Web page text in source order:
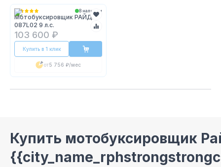
В наличии
Мотобуксировщик РАЙДА
087L02 9 л.с.
103 600 ₽
Купить в 1 клик
от5 756 ₽/мес
Купить мотобуксировщик